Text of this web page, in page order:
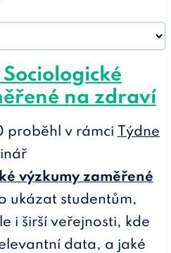
na zdraví
proběhl v rámci Týdne
výzkumy zaměřené
ukázat studentům,
i širší veřejnosti, kde
data, a jaké